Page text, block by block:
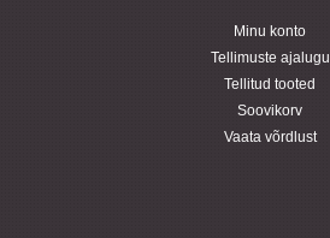
Minu konto
Tellimuste ajalugu
Tellitud tooted
Soovikorv
Vaata võrdlust